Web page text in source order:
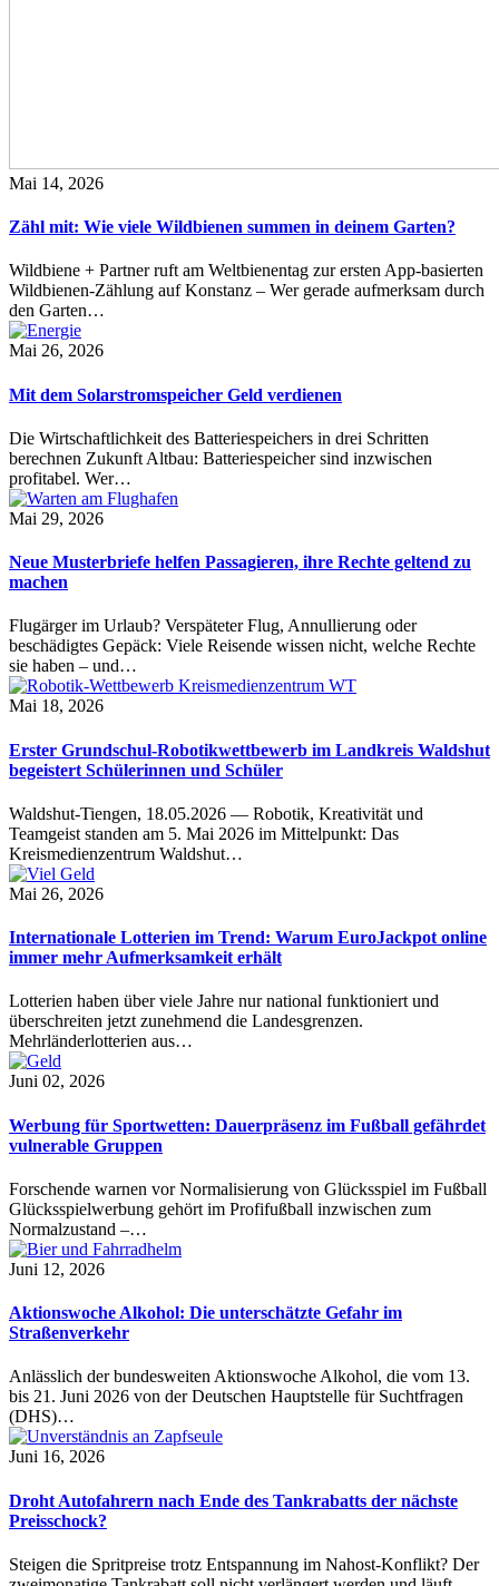
Mai 14, 2026
Zähl mit: Wie viele Wildbienen summen in deinem Garten?
Wildbiene + Partner ruft am Weltbienentag zur ersten App-basierten
Wildbienen-Zählung auf Konstanz – Wer gerade aufmerksam durch
den Garten…
Mai 26, 2026
Mit dem Solarstromspeicher Geld verdienen
Die Wirtschaftlichkeit des Batteriespeichers in drei Schritten
berechnen Zukunft Altbau: Batteriespeicher sind inzwischen
profitabel. Wer…
Mai 29, 2026
Neue Musterbriefe helfen Passagieren, ihre Rechte geltend zu
machen
Flugärger im Urlaub? Verspäteter Flug, Annullierung oder
beschädigtes Gepäck: Viele Reisende wissen nicht, welche Rechte
sie haben – und…
Mai 18, 2026
Erster Grundschul-Robotikwettbewerb im Landkreis Waldshut
begeistert Schülerinnen und Schüler
Waldshut-Tiengen, 18.05.2026 — Robotik, Kreativität und
Teamgeist standen am 5. Mai 2026 im Mittelpunkt: Das
Kreismedienzentrum Waldshut…
Mai 26, 2026
Internationale Lotterien im Trend: Warum EuroJackpot online
immer mehr Aufmerksamkeit erhält
Lotterien haben über viele Jahre nur national funktioniert und
überschreiten jetzt zunehmend die Landesgrenzen.
Mehrländerlotterien aus…
Juni 02, 2026
Werbung für Sportwetten: Dauerpräsenz im Fußball gefährdet
vulnerable Gruppen
Forschende warnen vor Normalisierung von Glücksspiel im Fußball
Glücksspielwerbung gehört im Profifußball inzwischen zum
Normalzustand –…
Juni 12, 2026
Aktionswoche Alkohol: Die unterschätzte Gefahr im
Straßenverkehr
Anlässlich der bundesweiten Aktionswoche Alkohol, die vom 13.
bis 21. Juni 2026 von der Deutschen Hauptstelle für Suchtfragen
(DHS)…
Juni 16, 2026
Droht Autofahrern nach Ende des Tankrabatts der nächste
Preisschock?
Steigen die Spritpreise trotz Entspannung im Nahost-Konflikt? Der